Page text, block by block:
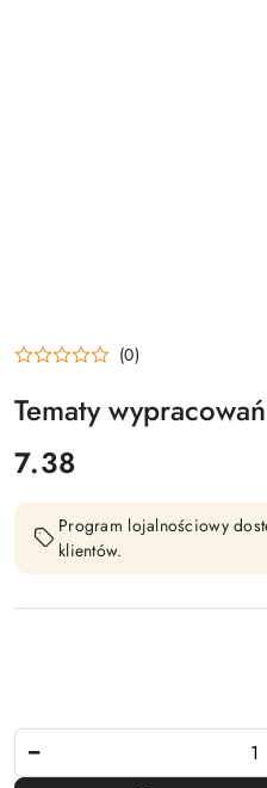
(0)
Tematy
cena:
7.38
Program lojalnościowy
klientów.